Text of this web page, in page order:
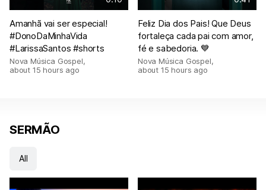
Amanhã vai ser especial!
#DonoDaMinhaVida
#LarissaSantos #shorts
Nova Música Gospel,
about 15 hours ago
Feliz Dia dos Pais! Que Deus
fortaleça cada pai com amor,
fé e sabedoria. 💙
Nova Música Gospel,
about 15 hours ago
SERMÃO
All